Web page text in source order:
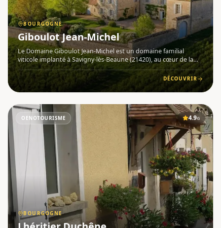
BOURGOGNE
Giboulot Jean-Michel
Le Domaine Giboulot Jean-Michel est un domaine familial
viticole implanté à Savigny-lès-Beaune (21420), au cœur de la
Bourgogne . Avec ses 12 hectares de vignoble principalement
situés sur la commune de Savigny-lès-Beaune, ce domaine
incarn
DÉCOUVRIR
OENOTOURISME 4.9G
BOURGOGNE